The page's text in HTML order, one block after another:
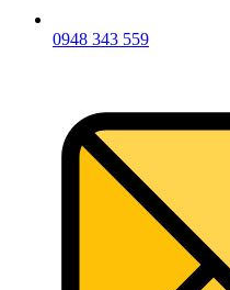
0948 343 559